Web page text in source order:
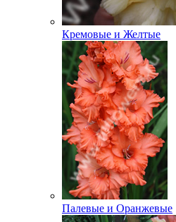
Кремовые и Желтые
Палевые и Оранжевые